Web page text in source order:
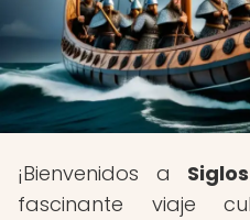
¡Bienvenidos a
fascinante viaje